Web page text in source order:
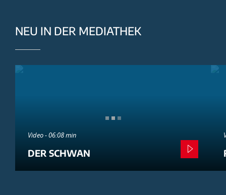
NEU IN DER MEDIATHEK
Video - 06:08 min
DER SCHWAN